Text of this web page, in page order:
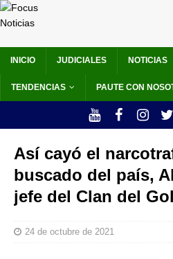
INICIO JUDICIALES NOTICIAS
TENDENCIAS PAUTE CON
Así cayó el
buscado del país,
jefe del Clan del
24 de octubre de 2021